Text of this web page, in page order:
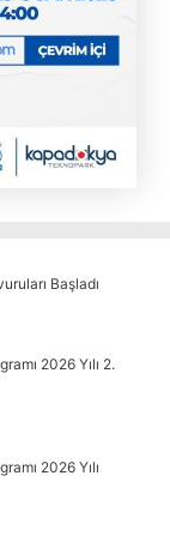
Başladı
2026 Yılı 2.
2026 Yılı